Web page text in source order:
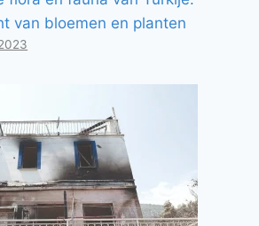
van bloemen en planten